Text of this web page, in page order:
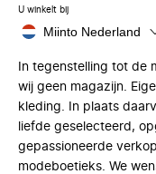
U winkelt bij
Miinto Nederland
In tegenstelling tot de
wij geen magazijn.
kleding. In plaats
liefde geselecteerd,
gepassioneerde
modeboetieks. We